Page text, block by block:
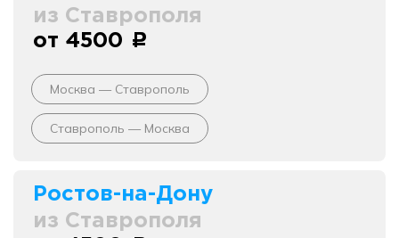
из Ставрополя
от 4500 c
Москва — Ставрополь
Ставрополь — Москва
Ростов-на-Дону
из Ставрополя